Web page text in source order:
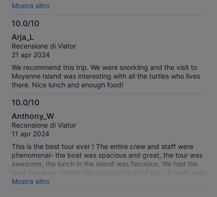
island(s) was interesting. The giant tortoises were a special
treat to see in natural habitat. The flora was ace with
informative plaques to explain. The food was delicious. A
Mostra altro
10.0/10
10.0
su
10
Arja_L
Recensione di Viator
21 apr 2024
We recommend this trip. We were snorkling and the visit to
Moyenne Island was interesting with all the turtles who lives
there. Nice lunch and enough food!
10.0/10
10.0
su
10
Anthony_W
Recensione di Viator
11 apr 2024
This is the best tour ever ! The entire crew and staff were
phenomenal- the boat was spacious and great, the tour was
awesome, the lunch in the island was fabulous. We had the
best day ever - thank you so much to all of you - it really was
terrific and great value.
Mostra altro